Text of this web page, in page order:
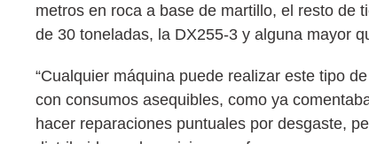
metros en roca a base de martillo, el resto de
de 30 toneladas, la DX255-3 y alguna mayor
“Cualquier máquina puede realizar este tipo
con consumos asequibles, como ya
hacer reparaciones puntuales por desgaste,